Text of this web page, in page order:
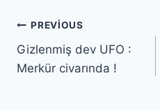
Yazı
gezinmesi
PREVIOUS
Gizlenmiş dev UFO :
Merkür civarında !